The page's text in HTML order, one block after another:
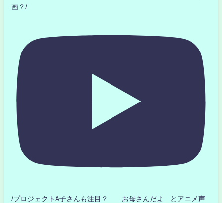
画？/
/プロジェクトA子さんも注目？ お母さんだよ とアニメ声